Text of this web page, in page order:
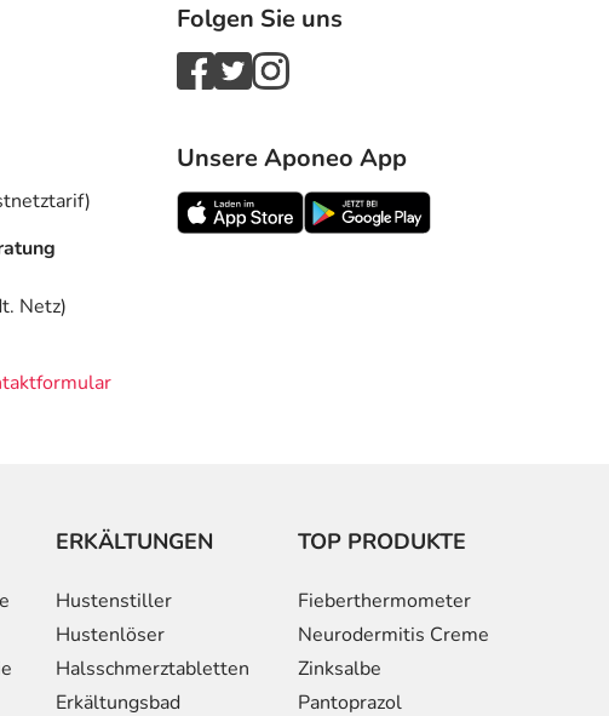
Netz)
Folgen Sie uns
Unsere Aponeo App
ERKÄLTUNGEN
Hustenstiller
Hustenlöser
Halsschmerztabletten
Erkältungsbad
TOP PRODUKTE
Fieberthermometer
Neurodermitis Creme
Zinksalbe
Pantoprazol